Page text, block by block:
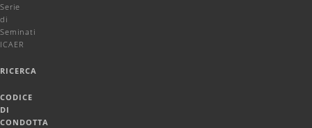
Serie
di
Seminati
ICAER
RICERCA
CODICE
DI
CONDOTTA